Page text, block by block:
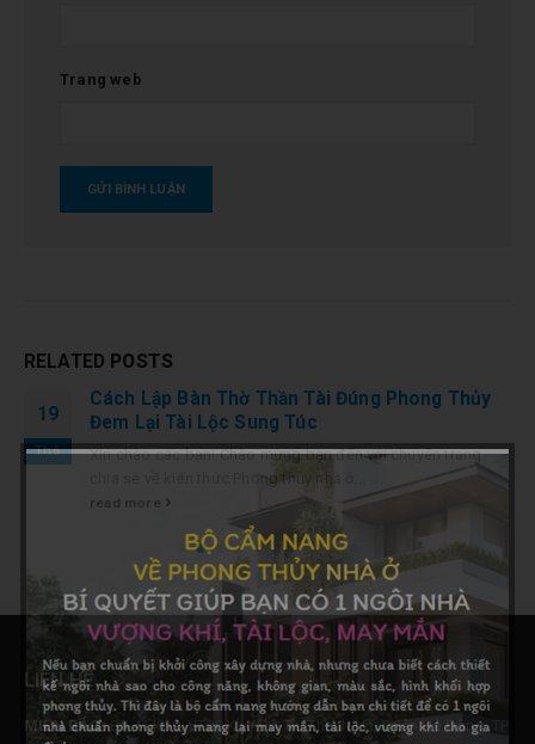
Trang web
RELATED POSTS
19
Th6
Cách Lập Bàn Thờ Thần Tài Đúng Phong Thủy
Đem Lại Tài Lộc Sung Túc
Xin chào các bạn! Chào mừng bạn đến với chuyên trang
chia sẻ về kiến thức Phong thủy nhà ở...
read more
LIÊN HỆ
MIỀN BẮC:B1.4 LK09. VT20 Khu Đô Thị Thanh Hà, Quận Hà Đông, TP